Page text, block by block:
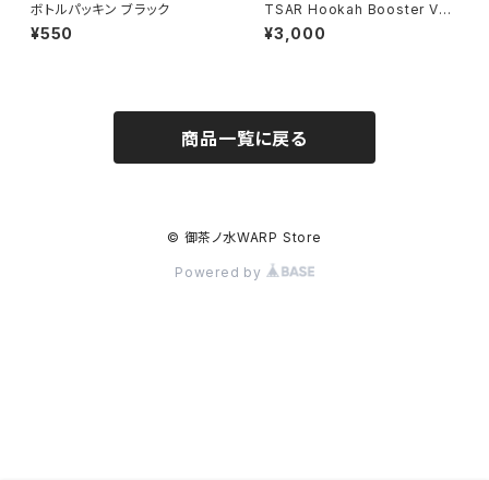
ボトルパッキン ブラック
¥550
TSAR Hookah Booster V2
HMD
¥3,000
商品一覧に戻る
© 御茶ノ水WARP Store
Powered by